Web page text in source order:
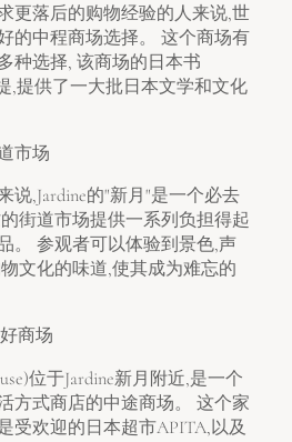
更落后的购物经验的人来说,世
的中程商场选择。 这个商场有
种选择, 该商场的日本书
,提供了一大批日本文学和文化
市场
说,Jardine的"新月"是一个必去
街道市场提供一系列负担得起
。 参观者可以体验到景色,声
文化的味道,使其成为难忘的
商场
位于Jardine新月附近,是一个
方式商店的中途商场。 这个家
受欢迎的日本超市APITA,以及